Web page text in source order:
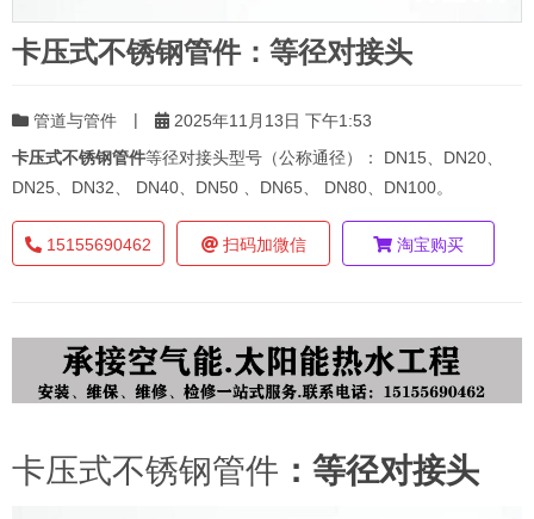
卡压式不锈钢管件：等径对接头
管道与管件 |
2025年11月13日 下午1:53
卡压式不锈钢管件等径对接头型号（公称通径）： DN15、DN20、
DN25、DN32、 DN40、DN50 、DN65、 DN80、DN100。
15155690462 扫码加微信 淘宝购买
卡压式不锈钢管件 ：等径对接头